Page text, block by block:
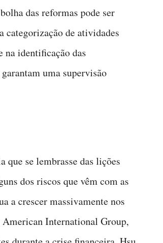
das reformas pode ser
categorização de atividades
na identificação das
uma supervisão
que se lembrasse das lições
dos riscos que vêm com as
a crescer massivamente nos
American International Group,